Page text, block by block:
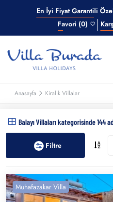
En İyi Fiyat Garantili
Favori (0)
Anasayfa Kiralık Villalar
Balayı Villaları kategorisinde 144
Filtre
Muhafazakar Villa